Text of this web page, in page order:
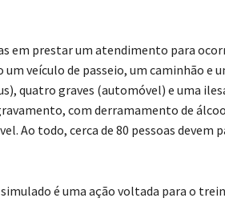
em prestar um atendimento para
veículo de passeio, um caminhão e
quatro graves (automóvel) e uma
com derramamento de
Ao todo, cerca de 80 pessoas devem
é uma ação voltada para o